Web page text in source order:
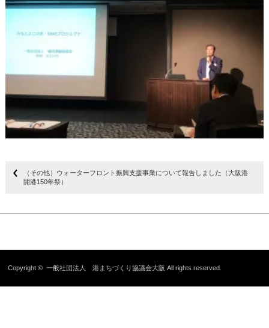
（その他）ウォーターフロント振興支援事業について報告しました（大阪港
開港150年祭）
Copyright ©一般社団法人 港まちづくり協議会大阪 All rights reserved.